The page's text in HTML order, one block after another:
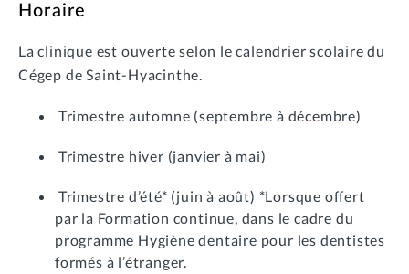
Horaire
La clinique est ouverte selon le calendrier scolaire du
Cégep de Saint-Hyacinthe.
Trimestre automne (septembre à décembre)
Trimestre hiver (janvier à mai)
Trimestre d’été* (juin à août) *Lorsque offert
par la Formation continue, dans le cadre du
programme Hygiène dentaire pour les dentistes
formés à l’étranger.